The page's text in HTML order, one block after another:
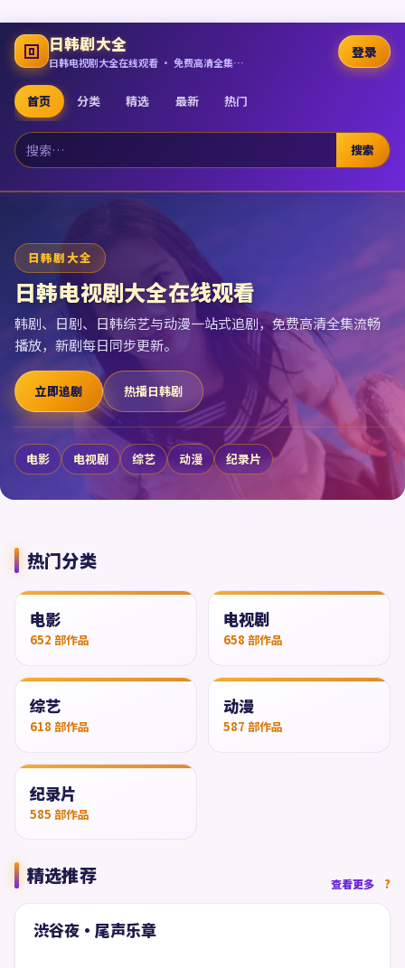
日韩剧大全
日韩电视剧大全在线观看 · 免费高清全集追剧
首页 分类 精选 最新 热门
搜索
登录
日韩剧大全
日韩电视剧大全在线观看
韩剧、日剧、日韩综艺与动漫一站式追剧，免费高清全集流畅
播放，新剧每日同步更新。
立即追剧 热播日韩剧
电影 电视剧 综艺 动漫 纪录片
热门分类
电影
652 部作品
电视剧
658 部作品
综艺
618 部作品
动漫
587 部作品
纪录片
585 部作品
精选推荐 查看更多
精选
99:03
渋谷夜·尾声乐章